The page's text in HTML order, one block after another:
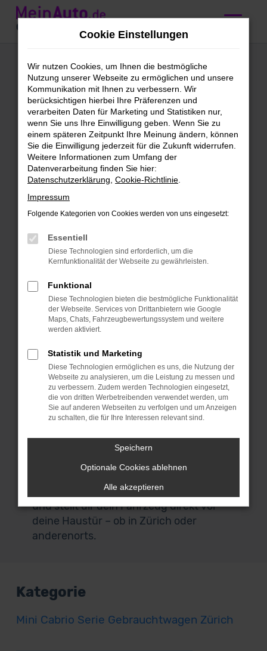
Zum
Hauptinhalt
Mini Cabrio Serie
kaufen mit
Lieferservice nach
Zürich
Wir bieten günstige Mini Cabrio
Serie für Zürich
Schleichst du bereits um eine Mini Cabrio
diesem Modell in Zürich unterwegs sein?
Dann ist jetzt der richtige Moment, denn
wir bieten dieses erstklassige Fahrzeug
zu einem sensationellen Preis. Bei
MeinAuto Gebrauchtwagen bist du an
die Spezialisten für die Mini Cabrio Serie
und eine Reihe anderer Modelle geraten.
Fahrzeuge aus erster Hand anbieten
und du durchweg scheckheftgepflegte
Autos erhältst. Wir sprechen dabei von
Fahrzeuge für den einheimischen Markt
und ausdrücklich nicht von EU-
zuhause bist und nicht zu uns nach
Garching bei München kommen
möchtest, bist du herzlich willkommen.
Unser Lieferdienst macht es möglich
und stellt dir dein Fahrzeug direkt vor
deine Haustür – ob in Zürich oder
anderenorts.
Kategorie
Mini Cabrio Serie Gebrauchtwagen Zürich
Cookie Einstellungen
Wir nutzen Cookies, um Ihnen die bestmögliche
Nutzung unserer Webseite zu ermöglichen und unsere
Kommunikation mit Ihnen zu verbessern. Wir
berücksichtigen hierbei Ihre Präferenzen und
verarbeiten Daten für Marketing und Statistiken nur,
wenn Sie uns Ihre Einwilligung geben. Wenn Sie zu
einem späteren Zeitpunkt Ihre Meinung ändern, können
Sie die Einwilligung jederzeit für die Zukunft widerrufen.
Weitere Informationen zum Umfang der
Datenverarbeitung finden Sie hier:
Datenschutzerklärung Cookie-Richtlinie
Impressum
Folgende Kategorien von Cookies werden von uns eingesetzt:
Essentiell
Diese Technologien sind erforderlich, um die
Kernfunktionalität der Webseite zu gewährleisten.
Funktional
Diese Technologien bieten die bestmögliche Funktionalität
der Webseite. Services von Drittanbietern wie Google
Maps, Chats, Fahrzeugbewertungssystem und weitere
werden aktiviert.
Statistik und Marketing
Diese Technologien ermöglichen es uns, die Nutzung der
Webseite zu analysieren, um die Leistung zu messen und
zu verbessern. Zudem werden Technologien eingesetzt,
die von dritten Werbetreibenden verwendet werden, um
Sie auf anderen Webseiten zu verfolgen und um Anzeigen
zu schalten, die für Ihre Interessen relevant sind.
Speichern
Optionale Cookies ablehnen
Alle akzeptieren